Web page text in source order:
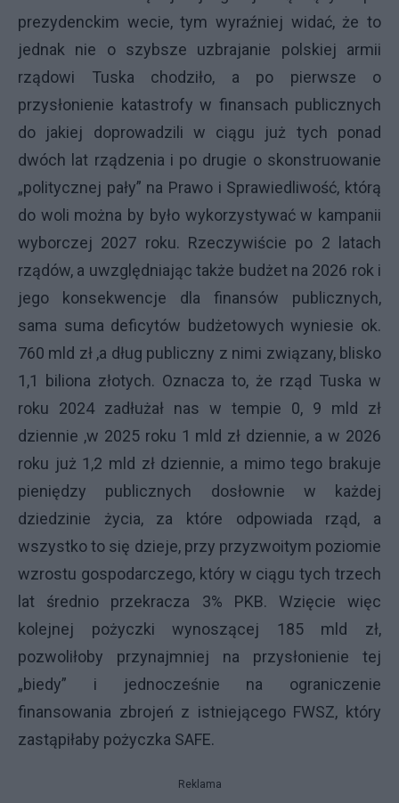
prezydenckim wecie, tym wyraźniej widać, że to
jednak nie o szybsze uzbrajanie polskiej armii
rządowi Tuska chodziło, a po pierwsze o
przysłonienie katastrofy w finansach publicznych
do jakiej doprowadzili w ciągu już tych ponad
dwóch lat rządzenia i po drugie o skonstruowanie
„politycznej pały” na Prawo i Sprawiedliwość, którą
do woli można by było wykorzystywać w kampanii
wyborczej 2027 roku. Rzeczywiście po 2 latach
rządów, a uwzględniając także budżet na 2026 rok i
jego konsekwencje dla finansów publicznych,
sama suma deficytów budżetowych wyniesie ok.
760 mld zł ,a dług publiczny z nimi związany, blisko
1,1 biliona złotych. Oznacza to, że rząd Tuska w
roku 2024 zadłużał nas w tempie 0, 9 mld zł
dziennie ,w 2025 roku 1 mld zł dziennie, a w 2026
roku już 1,2 mld zł dziennie, a mimo tego brakuje
pieniędzy publicznych dosłownie w każdej
dziedzinie życia, za które odpowiada rząd, a
wszystko to się dzieje, przy przyzwoitym poziomie
wzrostu gospodarczego, który w ciągu tych trzech
lat średnio przekracza 3% PKB. Wzięcie więc
kolejnej pożyczki wynoszącej 185 mld zł,
pozwoliłoby przynajmniej na przysłonienie tej
„biedy” i jednocześnie na ograniczenie
finansowania zbrojeń z istniejącego FWSZ, który
zastąpiłaby pożyczka SAFE.
Reklama